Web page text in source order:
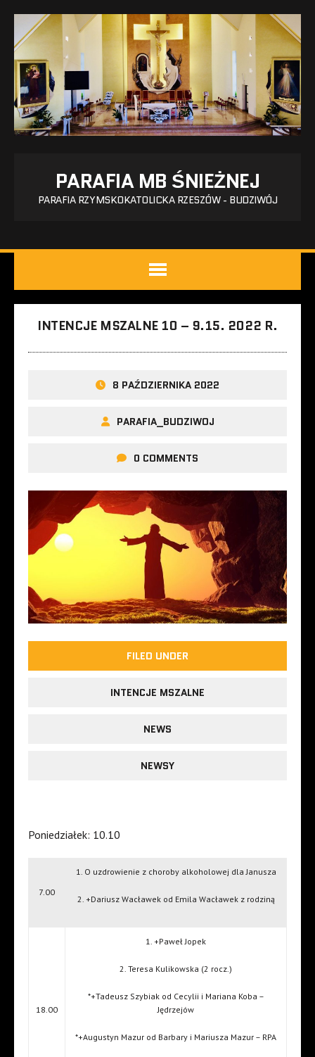
PARAFIA MB ŚNIEŻNEJ
PARAFIA RZYMSKOKATOLICKA RZESZÓW - BUDZIWÓJ
INTENCJE MSZALNE 10 – 9.15. 2022 R.
8 PAŹDZIERNIKA 2022
PARAFIA_BUDZIWOJ
0 COMMENTS
FILED UNDER
INTENCJE MSZALNE
NEWS
NEWSY
Poniedziałek: 10.10
7.00
1. O uzdrowienie z choroby alkoholowej dla Janusza
2. +Dariusz Wacławek od Emila Wacławek z rodziną
18.00
1. +Paweł Jopek
2. Teresa Kulikowska (2 rocz.)
*+Tadeusz Szybiak od Cecylii i Mariana Koba –
Jędrzejów
*+Augustyn Mazur od Barbary i Mariusza Mazur – RPA